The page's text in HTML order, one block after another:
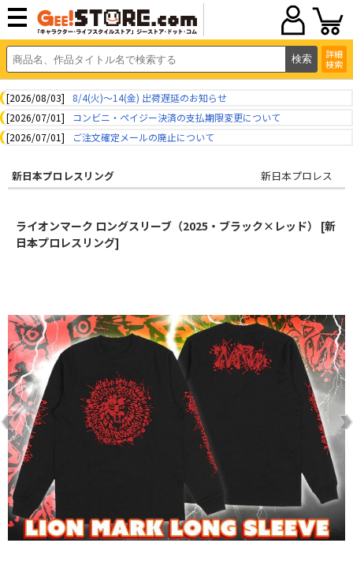
詳細
検索
[2026/08/03]
8/4(火)～14(金) 出荷遅延のお知らせ
[2026/07/01]
コンビニ・ペイジー決済の支払期限変更について
[2026/07/01]
ご注文確定メールの廃止について
新日本プロレスリング 新日本プロレス
ライオンマーク ロングスリーブ（2025・ブラック×レッド） [新
日本プロレスリング]